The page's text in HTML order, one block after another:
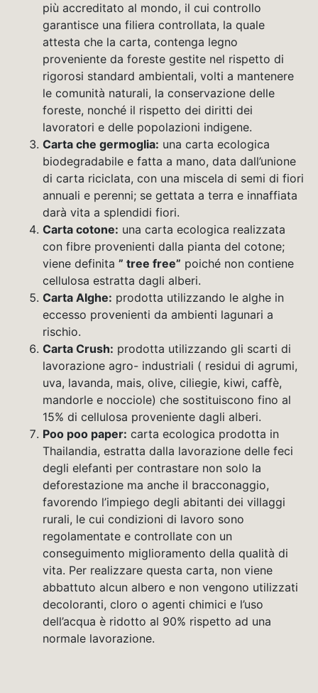
più accreditato al mondo, il cui controllo
garantisce una filiera controllata, la quale
attesta che la carta, contenga legno
proveniente da foreste gestite nel rispetto di
rigorosi standard ambientali, volti a mantenere
le comunità naturali, la conservazione delle
foreste, nonché il rispetto dei diritti dei
lavoratori e delle popolazioni indigene.
Carta che germoglia: una carta ecologica
biodegradabile e fatta a mano, data dall’unione
di carta riciclata, con una miscela di semi di fiori
annuali e perenni; se gettata a terra e innaffiata
darà vita a splendidi fiori.
Carta cotone: una carta ecologica realizzata
con fibre provenienti dalla pianta del cotone;
viene definita ” tree free” poiché non contiene
cellulosa estratta dagli alberi.
Carta Alghe: prodotta utilizzando le alghe in
eccesso provenienti da ambienti lagunari a
rischio.
Carta Crush: prodotta utilizzando gli scarti di
lavorazione agro- industriali ( residui di agrumi,
uva, lavanda, mais, olive, ciliegie, kiwi, caffè,
mandorle e nocciole) che sostituiscono fino al
15% di cellulosa proveniente dagli alberi.
Poo poo paper: carta ecologica prodotta in
Thailandia, estratta dalla lavorazione delle feci
degli elefanti per contrastare non solo la
deforestazione ma anche il bracconaggio,
favorendo l’impiego degli abitanti dei villaggi
rurali, le cui condizioni di lavoro sono
regolamentate e controllate con un
conseguimento miglioramento della qualità di
vita. Per realizzare questa carta, non viene
abbattuto alcun albero e non vengono utilizzati
decoloranti, cloro o agenti chimici e l’uso
dell’acqua è ridotto al 90% rispetto ad una
normale lavorazione.